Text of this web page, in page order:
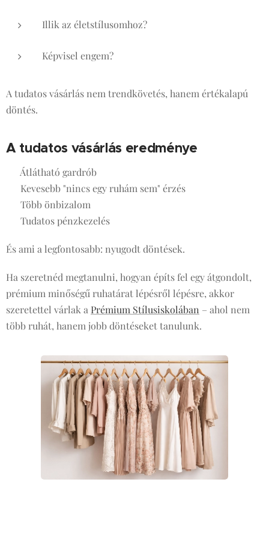
Illik az életstílusomhoz?
Képvisel engem?
A tudatos vásárlás nem trendkövetés, hanem értékalapú
döntés.
A tudatos vásárlás eredménye
✔ Átlátható gardrób
✔ Kevesebb "nincs egy ruhám sem" érzés
✔ Több önbizalom
✔ Tudatos pénzkezelés
És ami a legfontosabb: nyugodt döntések.
Ha szeretnéd megtanulni, hogyan építs fel egy átgondolt,
prémium minőségű ruhatárat lépésről lépésre, akkor
szeretettel várlak a Prémium Stílusiskolában – ahol nem
több ruhát, hanem jobb döntéseket tanulunk. ✨